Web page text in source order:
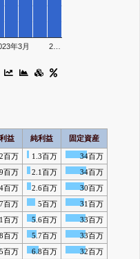
年3月 2…
益 純利益 固定資産
百万 1.3百万
34百万
百万 2.1百万
34百万
百万 2.6百万
30百万
百万 5百万
31百万
百万 5.6百万
33百万
8百万 5.7百万
33百万
百万 6.8百万
32百万